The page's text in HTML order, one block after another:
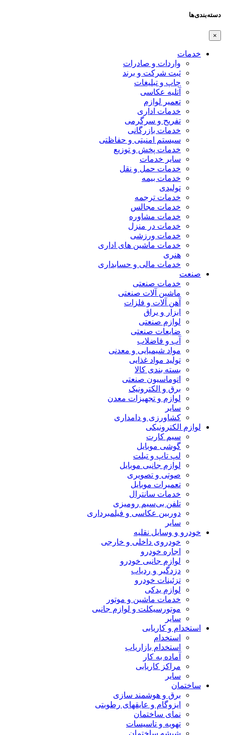
دسته‌بندی‌ها
×
خدمات
واردات و صادرات
ثبت شرکت و برند
چاپ و تبلیغات
آتلیه عکاسی
تعمیر لوازم
خدمات اداری
تفریح و سرگرمی
خدمات بازرگانی
سیستم امنیتی و حفاظتی
خدمات پخش و توزیع
سایر خدمات
خدمات حمل و نقل
خدمات بیمه
تولیدی
خدمات ترجمه
خدمات مجالس
خدمات مشاوره
خدمات در منزل
خدمات ورزشی
خدمات ماشین های اداری
هنری
خدمات مالی و حسابداری
صنعت
خدمات صنعتی
ماشین آلات صنعتی
آهن آلات و فلزات
ابزار و یراق
لوازم صنعتی
ضایعات صنعتی
آب و فاضلاب
مواد شیمیایی و معدنی
تولید مواد غذایی
بسته بندی کالا
اتوماسیون صنعتی
برق و الکترونیک
لوازم و تجهیزات معدن
سایر
کشاورزی و دامداری
لوازم الکترونیکی
سیم کارت
گوشی موبایل
لپ تاپ و تبلت
لوازم جانبی موبایل
صوتی و تصویری
تعمیرات موبایل
خدمات سانترال
تلفن بی‌سیم رومیزی
دوربین عکاسی و فیلمبرداری
سایر
خودرو و وسایل نقلیه
خودروی داخلی و خارجی
اجاره خودرو
لوازم جانبی خودرو
دزدگیر و ردیاب
تزئینات خودرو
لوازم یدکی
خدمات ماشین و موتور
موتورسیکلت و لوازم جانبی
سایر
استخدام و کاریابی
استخدام
استخدام بازاریاب
آماده به کار
مراکز کاریابی
سایر
ساختمان
برق و هوشمند سازی
ایزوگام و عایقهای رطوبتی
نمای ساختمان
تهویه و تاسیسات